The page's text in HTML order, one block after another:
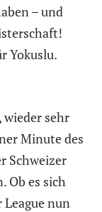
– und
Yokuslu.
sehr
Minute des
Schweizer
Ob es sich
nun